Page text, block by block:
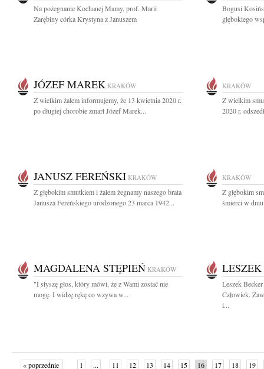
Na pożegnanie Kochanej Mamy, prof. Marii
Zarębiny córka Krystyna z Januszem
Bogusi
głębokiego
JÓZEF MAREK KRAKÓW
Z wielkim żalem informujemy, że 13 kwietnia 2020 r.
po długiej chorobie zmarł Józef Marek...
KRAKÓW
Z wielkim
2020 r.
JANUSZ FEREŃSKI KRAKÓW
Z głębokim smutkiem i żalem żegnamy naszego brata
Janusza Fereńskiego urodzonego 23 marca 1942...
KRAKÓW
Z głębokim
śmierci w
MAGDALENA STĘPIEŃ KRAKÓW
"I słyszę głos, który mówi, że z Wami zostać nie
mogę. I widzę rękę co wzywa w...
Leszek
Człowiek.
i...
« poprzednie 1 ... 11 12 13 14 15 16 17 18 19